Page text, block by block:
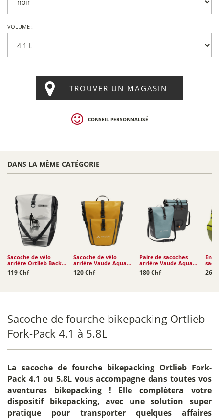
VOLUME :
TROUVER UN MAGASIN
CONSEIL PERSONNALISÉ
DANS LA MÊME CATÉGORIE
Sacoche de vélo
arrière Ortlieb Back-
Roller Design 20L
119 Chf
Sacoche de vélo
arrière Vaude Aqua
Back Plus Single
(rec)...
120 Chf
Paire de sacoches
arrière Vaude Aqua
Back (rec) 2 x 24L
180 Chf 260
Sacoche de fourche bikepacking Ortlieb
Fork-Pack 4.1 à 5.8L
La sacoche de fourche bikepacking Ortlieb Fork-
Pack 4.1 ou 5.8Lvous accompagne dans toutes vos
aventures bikepacking ! Elle complètera votre
dispositif bikepacking, avec une solution super
pratique pour transporter quelques affaires